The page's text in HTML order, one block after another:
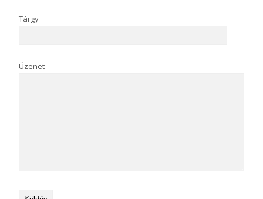
Tárgy
Üzenet